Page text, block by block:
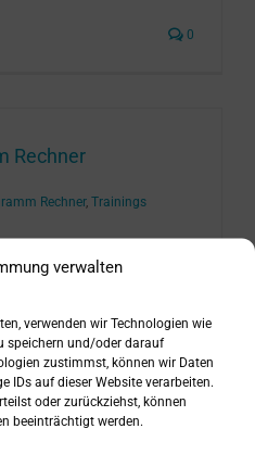
verwalten
verwenden wir Technologien wie
speichern und/oder darauf
zustimmst, können wir Daten
IDs auf dieser Website verarbeiten.
oder zurückziehst, können
beeinträchtigt werden.
0
Rechner
Rechner, Trainings
anderes Repetition
ist das Repetition
Maximum (RM) [...]
0